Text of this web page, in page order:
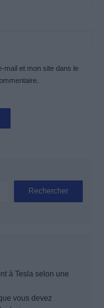
mail et mon site dans le
Rechercher
à Tesla selon une
vous devez